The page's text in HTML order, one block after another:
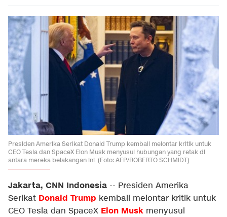
Presiden Amerika Serikat Donald Trump kembali melontar kritik untuk
CEO Tesla dan SpaceX Elon Musk menyusul hubungan yang retak di
antara mereka belakangan ini. (Foto: AFP/ROBERTO SCHMIDT)
Jakarta, CNN Indonesia -- Presiden Amerika
Serikat Donald Trump kembali melontar kritik untuk
CEO Tesla dan SpaceX Elon Musk menyusul